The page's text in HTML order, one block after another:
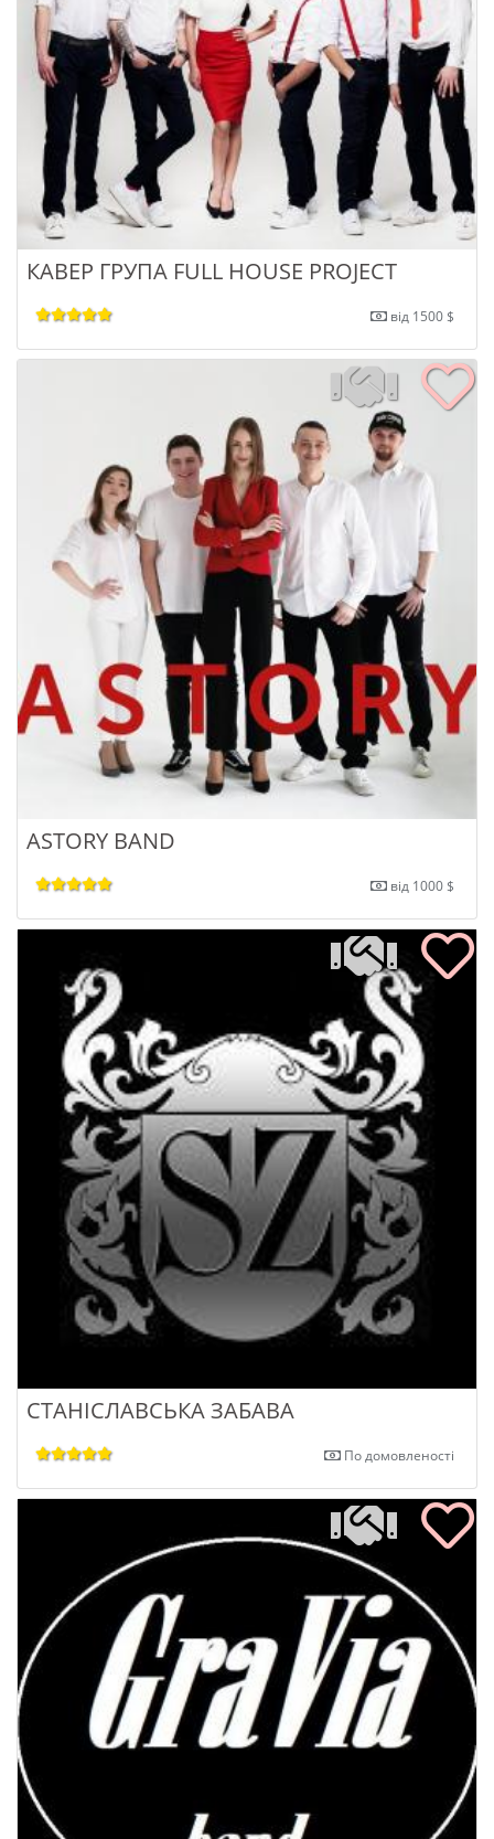
КАВЕР ГРУПА FULL HOUSE PROJECT
від 1500 $
ASTORY BAND
від 1000 $
СТАНІСЛАВСЬКА ЗАБАВА
По домовленості